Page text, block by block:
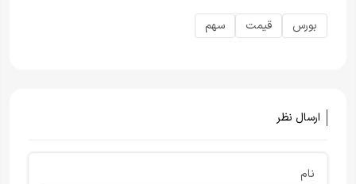
بورس قیمت سهم
ارسال نظر
نام